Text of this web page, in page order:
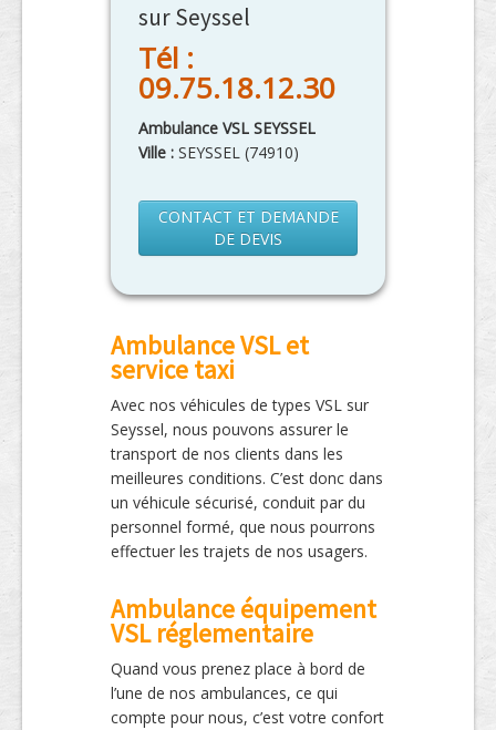
sur Seyssel
Tél :
09.75.18.12.30
Ambulance VSL SEYSSEL
Ville : SEYSSEL (74910)
CONTACT ET DEMANDE
DE DEVIS
Ambulance VSL et
service taxi
Avec nos véhicules de types VSL sur
Seyssel, nous pouvons assurer le
transport de nos clients dans les
meilleures conditions. C’est donc dans
un véhicule sécurisé, conduit par du
personnel formé, que nous pourrons
effectuer les trajets de nos usagers.
Ambulance équipement
VSL réglementaire
Quand vous prenez place à bord de
l’une de nos ambulances, ce qui
compte pour nous, c’est votre confort